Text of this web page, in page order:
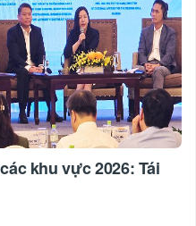
khu vực 2026: Tái